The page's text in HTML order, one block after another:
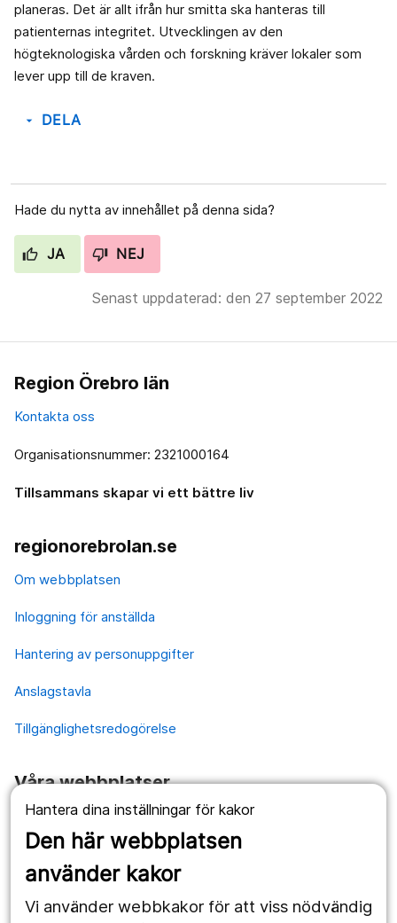
Hantera dina inställningar för kakor
Den här webbplatsen
använder kakor
Vi använder webbkakor för att viss nödvändig
planeras. Det är allt ifrån hur smitta ska hanteras till
patienternas integritet. Utvecklingen av den
högteknologiska vården och forskning kräver lokaler som
lever upp till de kraven.
arrow_drop_down DELA
Hade du nytta av innehållet på denna sida?
JA NEJ
Senast uppdaterad: den 27 september 2022
Region Örebro län
Kontakta oss
Organisationsnummer: 2321000164
Tillsammans skapar vi ett bättre liv
regionorebrolan.se
Om webbplatsen
Inloggning för anställda
Hantering av personuppgifter
Anslagstavla
Tillgänglighetsredogörelse
Våra webbplatser
1177.se
Länstrafiken